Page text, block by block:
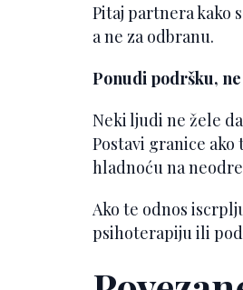
Pitaj partnera kako
a ne za odbranu.
Ponudi podršku,
Neki ljudi ne žele
Postavi granice
hladnoću na
Ako te odnos
psihoterapiju ili